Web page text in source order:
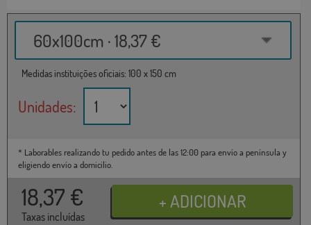
60x100cm · 18,37 €
Medidas instituições oficiais: 100 x 150 cm
Unidades:
* Laborables realizando tu pedido antes de las 12:00 para envío a península y
eligiendo envío a domicilio.
18,37 €
Taxas incluídas